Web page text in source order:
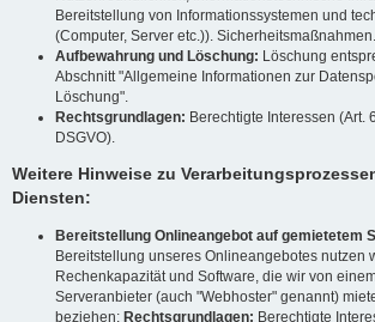
Bereitstellung von Informationssystemen und
(Computer, Server etc.)). Sicherheitsmaßnahmen.
Aufbewahrung und Löschung: Löschung
Abschnitt "Allgemeine Informationen zur
Löschung".
Rechtsgrundlagen: Berechtigte Interessen (Art.
DSGVO).
Weitere Hinweise zu
Diensten:
Bereitstellung Onlineangebot auf gemietetem
Bereitstellung unseres Onlineangebotes nutzen
Rechenkapazität und Software, die wir von
Serveranbieter (auch "Webhoster" genannt)
beziehen; Rechtsgrundlagen: Berechtigte